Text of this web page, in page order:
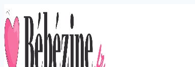
Aller
au
contenu